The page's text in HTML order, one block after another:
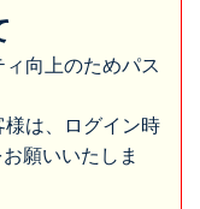
向上のためパス
は、ログイン時
願いいたしま